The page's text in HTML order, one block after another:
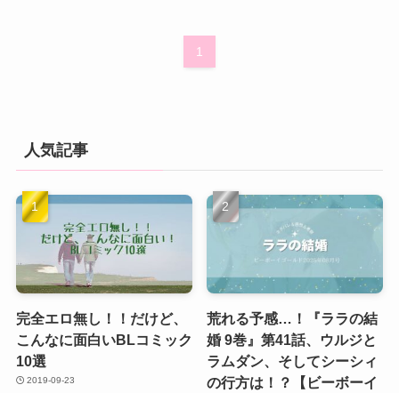
1
人気記事
完全エロ無し！！だけど、
こんなに面白いBLコミック
10選
2019-09-23
荒れる予感…！『ララの結
婚 9巻』第41話、ウルジと
ラムダン、そしてシーシィ
の行方は！？【ビーボーイ